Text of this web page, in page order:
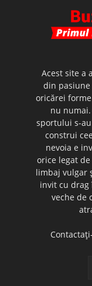
Acest site a
din
oricărei
nu
sportului s-
construi
nevoia e
orice legat
limbaj vulgar
invit cu drag
veche de